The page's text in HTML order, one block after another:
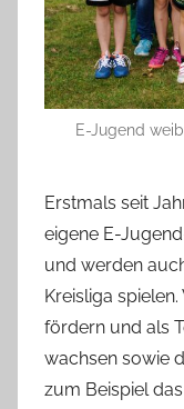
E-Jugend
Erstmals seit
eigene E-
und werden
Kreisliga
fördern und als
wachsen sowie
zum Beispiel